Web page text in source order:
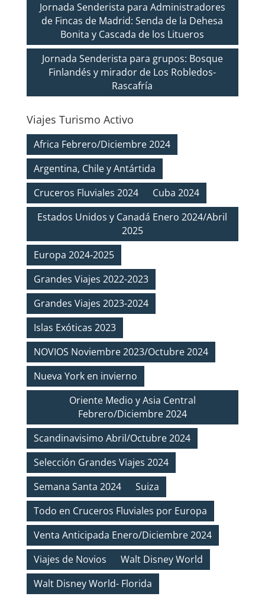
Jornada Senderista para Administradores
de Fincas de Madrid: Senda de la Dehesa
Bonita y Cascada de los Litueros
Jornada Senderista para grupos: Bosque
Finlandés y mirador de Los Robledos-
Rascafría
Viajes Turismo Activo
Africa Febrero/Diciembre 2024
Argentina, Chile y Antártida
Cruceros Fluviales 2024
Cuba 2024
Estados Unidos y Canadá Enero 2024/Abril
2025
Europa 2024-2025
Grandes Viajes 2022-2023
Grandes Viajes 2023-2024
Islas Exóticas 2023
NOVIOS Noviembre 2023/Octubre 2024
Nueva York en invierno
Oriente Medio y Asia Central
Febrero/Diciembre 2024
Scandinavisimo Abril/Octubre 2024
Selección Grandes Viajes 2024
Semana Santa 2024
Suiza
Todo en Cruceros Fluviales por Europa
Venta Anticipada Enero/Diciembre 2024
Viajes de Novios
Walt Disney World
Walt Disney World- Florida